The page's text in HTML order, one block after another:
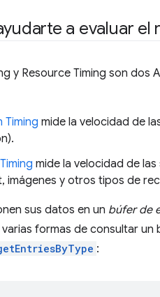
a evaluar
y Resource Timing son
Timing mide la velocidad de
mide la velocidad de
imágenes y otros tipos de
sus datos en un búfer de
formas de consultar
: